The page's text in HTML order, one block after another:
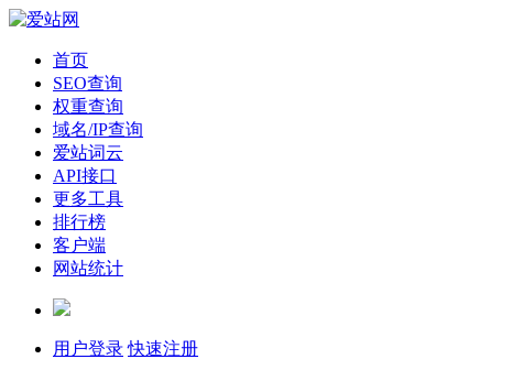
首页
SEO查询
权重查询
域名/IP查询
爱站词云
API接口
更多工具
排行榜
客户端
网站统计
用户登录 快速注册